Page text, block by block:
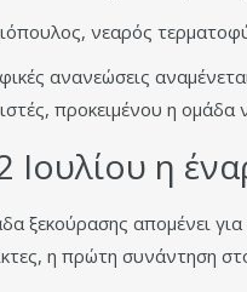
νεαρός
ανανεώσεις
προκειμένου η ομάδα
Ιουλίου η
ξεκούρασης απομένει
η πρώτη συνάντηση